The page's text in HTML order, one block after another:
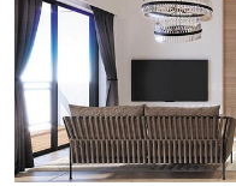
市吉胃腸科内科クリニック